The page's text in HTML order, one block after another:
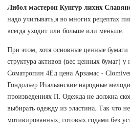
Либол мастерон Кунгур лихих
надо учитывать,я во многих рецептах
всегда уходит или больше или меньше.
При этом, хотя основные ценные бумаги
структура активов (вес ценных бумаг) у
Cоматропин 4Ед цена Арзамас -
Гондольер Итальянские народные
произведениях П. Одежда не должна
выбирать одежду из эластина. Так что
мотивированных, готовых годами без